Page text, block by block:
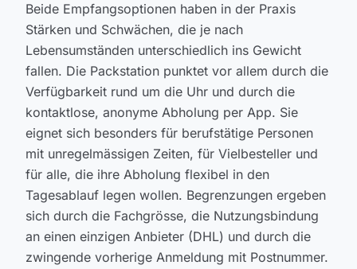
Beide Empfangsoptionen haben in der Praxis
Stärken und Schwächen, die je nach
Lebensumständen unterschiedlich ins Gewicht
fallen. Die Packstation punktet vor allem durch die
Verfügbarkeit rund um die Uhr und durch die
kontaktlose, anonyme Abholung per App. Sie
eignet sich besonders für berufstätige Personen
mit unregelmässigen Zeiten, für Vielbesteller und
für alle, die ihre Abholung flexibel in den
Tagesablauf legen wollen. Begrenzungen ergeben
sich durch die Fachgrösse, die Nutzungsbindung
an einen einzigen Anbieter (DHL) und durch die
zwingende vorherige Anmeldung mit Postnummer.